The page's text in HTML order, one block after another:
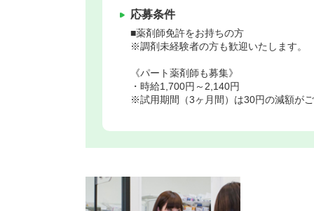
応募条件
■薬剤師免許をお持ちの方
※調剤未経験者の方も歓迎いたします。
《パート薬剤師も募集》
・時給1,700円～2,140円
※試用期間（3ヶ月間）は30円の減額がご